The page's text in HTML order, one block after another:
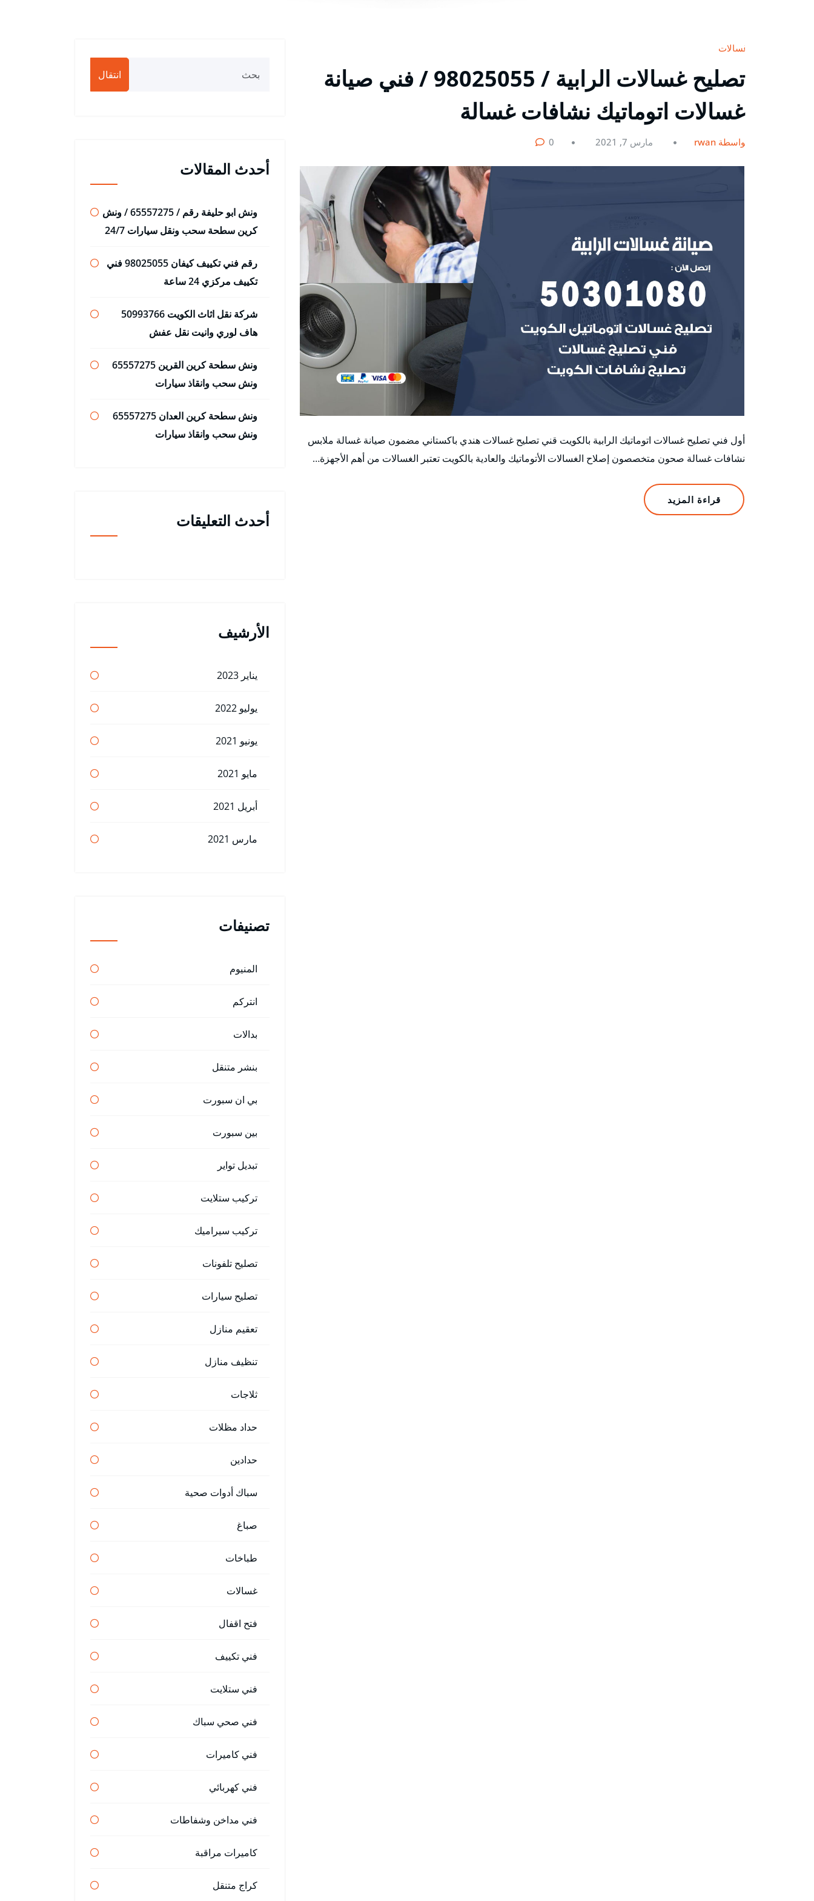
غسالات
تصليح غسالات الرابية / 98025055 / فني صيانة
غسالات اتوماتيك نشافات غسالة
بواسطة rwan مارس 7, 2021 0
أول فني تصليح غسالات اتوماتيك الرابية بالكويت قني تصليح غسالات هندي باكستاني مضمون صيانة غسالة ملابس
نشافات غسالة صحون متخصصون إصلاح الغسالات الأتوماتيك والعادية بالكويت تعتبر الغسالات من أهم الأجهزة…
قراءة المزيد
انتقال
أحدث المقالات
ونش ابو حليفة رقم / 65557275 / ونش
كرين سطحة سحب ونقل سيارات 24/7
رقم فني تكييف كيفان 98025055 فني
تكييف مركزي 24 ساعة
شركة نقل اثاث الكويت 50993766
هاف لوري وانيت نقل عفش
ونش سطحة كرين القرين 65557275
ونش سحب وانقاذ سيارات
ونش سطحة كرين العدان 65557275
ونش سحب وانقاذ سيارات
أحدث التعليقات
الأرشيف
يناير 2023
يوليو 2022
يونيو 2021
مايو 2021
أبريل 2021
مارس 2021
تصنيفات
المنيوم
انتركم
بدالات
بنشر متنقل
بي ان سبورت
بين سبورت
تبديل تواير
تركيب ستلايت
تركيب سيراميك
تصليح تلفونات
تصليح سيارات
تعقيم منازل
تنظيف منازل
ثلاجات
حداد مظلات
حدادين
سباك أدوات صحية
صباغ
طباخات
غسالات
فتح اقفال
فني تكييف
فني ستلايت
فني صحي سباك
فني كاميرات
فني كهربائي
فني مداخن وشفاطات
كاميرات مراقبة
كراج متنقل